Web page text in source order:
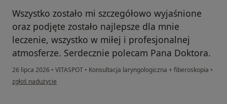
Wszystko zostało mi szczegółowo wyjaśnione
oraz podjęte zostało najlepsze dla mnie
leczenie, wszystko w miłej i profesjonalnej
atmosferze. Serdecznie polecam Pana Doktora.
26 lipca 2026 • VITASPOT • Konsultacja laryngologiczna + fiberoskopia •
w opinii użytkownika Iza
zgłoś nadużycie